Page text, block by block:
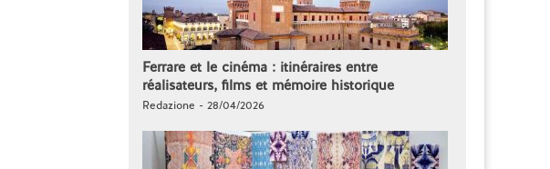
Ferrare et le cinéma : itinéraires entre
réalisateurs, films et mémoire historique
Redazione - 28/04/2026